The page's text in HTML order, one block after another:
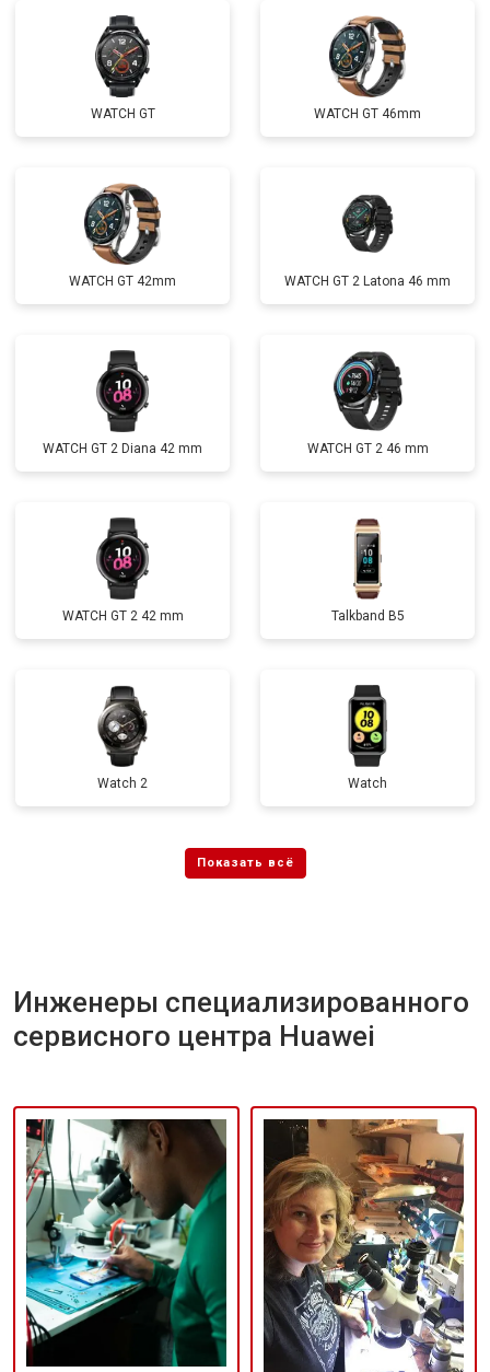
WATCH GT WATCH GT 46mm
WATCH GT 42mm WATCH GT 2 Latona 46 mm
WATCH GT 2 Diana 42 mm WATCH GT 2 46 mm
WATCH GT 2 42 mm Talkband B5
Watch 2 Watch
Инженеры специализированного
сервисного центра Huawei